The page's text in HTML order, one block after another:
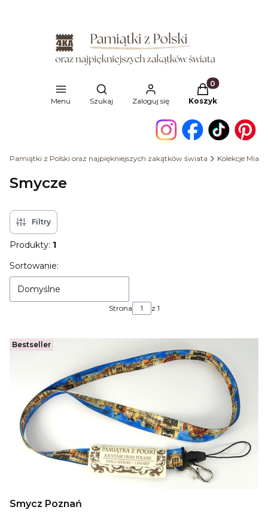
Menu
Otwórz wyszukiwarkę
Szukaj Zaloguj się
Produkty w
Koszyk
Pamiątki z Polski oraz najpiękniejszych zakątków świata Kolekcje
Smycze
Filtry
Produkty: 1
Lista produktów
Sortowanie:
Domyślne
Strona z 1
Bestseller
Smycz Poznań